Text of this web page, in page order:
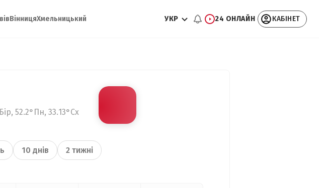
ВінницяХмельницький УКР 24 ОНЛАЙН КАБІНЕТ
52.2°Пн, 33.13°Сх
10 днів 2 тижні